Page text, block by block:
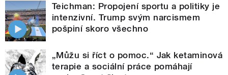
Teichman: Propojení sportu a politiky je
intenzivní. Trump svým narcismem
pošpiní skoro všechno
„Můžu si říct o pomoc.“ Jak ketaminová
terapie a sociální práce pomáhají